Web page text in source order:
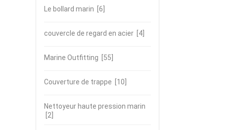
Le bollard marin [6]
couvercle de regard en acier [4]
Marine Outfitting [55]
Couverture de trappe [10]
Nettoyeur haute pression marin
[2]